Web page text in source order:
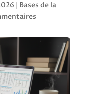
| Bases de la